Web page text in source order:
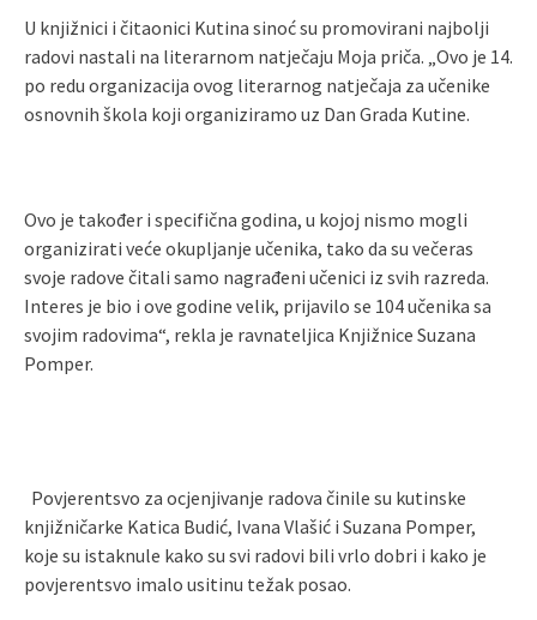
U knjižnici i čitaonici Kutina sinoć su promovirani najbolji
radovi nastali na literarnom natječaju Moja priča. „Ovo je 14.
po redu organizacija ovog literarnog natječaja za učenike
osnovnih škola koji organiziramo uz Dan Grada Kutine.
Ovo je također i specifična godina, u kojoj nismo mogli
organizirati veće okupljanje učenika, tako da su večeras
svoje radove čitali samo nagrađeni učenici iz svih razreda.
Interes je bio i ove godine velik, prijavilo se 104 učenika sa
svojim radovima“, rekla je ravnateljica Knjižnice Suzana
Pomper.
Povjerentsvo za ocjenjivanje radova činile su kutinske
knjižničarke Katica Budić, Ivana Vlašić i Suzana Pomper,
koje su istaknule kako su svi radovi bili vrlo dobri i kako je
povjerentsvo imalo usitinu težak posao.